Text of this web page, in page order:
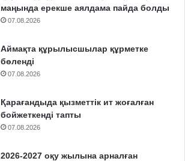
маңында ерекше аялдама пайда болды
07.08.2026
Аймақта құрылысшылар құрметке
бөленді
07.08.2026
Қарағандыда қызметтік ит жоғалған
бойжеткенді тапты
07.08.2026
2026-2027 оқу жылына арналған